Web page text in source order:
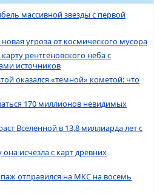
массивной звезды с первой
угроза от космического мусора
рентгеновского неба с
источников
оказался «темной» кометой: что
170 миллионов невидимых
Вселенной в 13,8 миллиарда лет с
исчезла с карт древних
отправился на МКС на восемь